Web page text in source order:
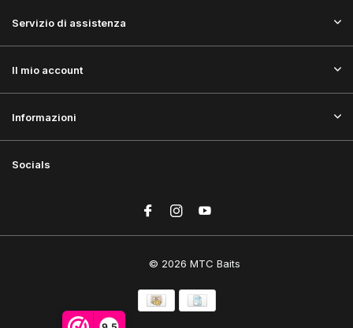
Servizio di assistenza
Il mio account
Informazioni
Socials
© 2026 MTC Baits